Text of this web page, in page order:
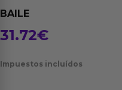
BAILE
31.72€
Impuestos incluídos